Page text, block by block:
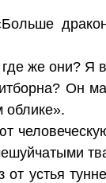
же они? Я
Он
облике».
устья